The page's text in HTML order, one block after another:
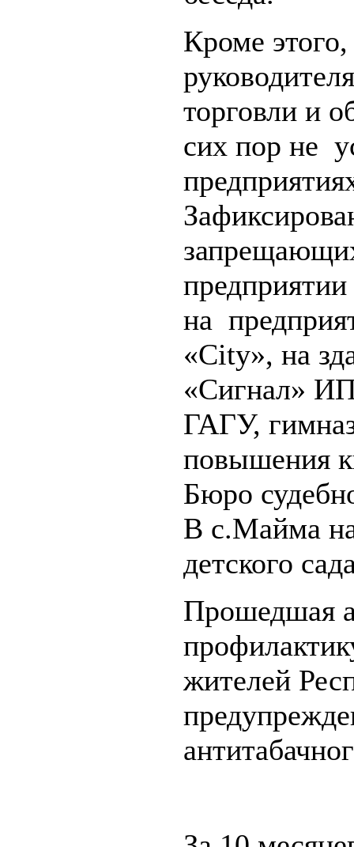
Кроме
торговли и
сих пор не
на
«City», на
«Сигнал»
ГАГУ,
повышения
Бюро
В с.Майма на
детского
Прошедшая
жителей